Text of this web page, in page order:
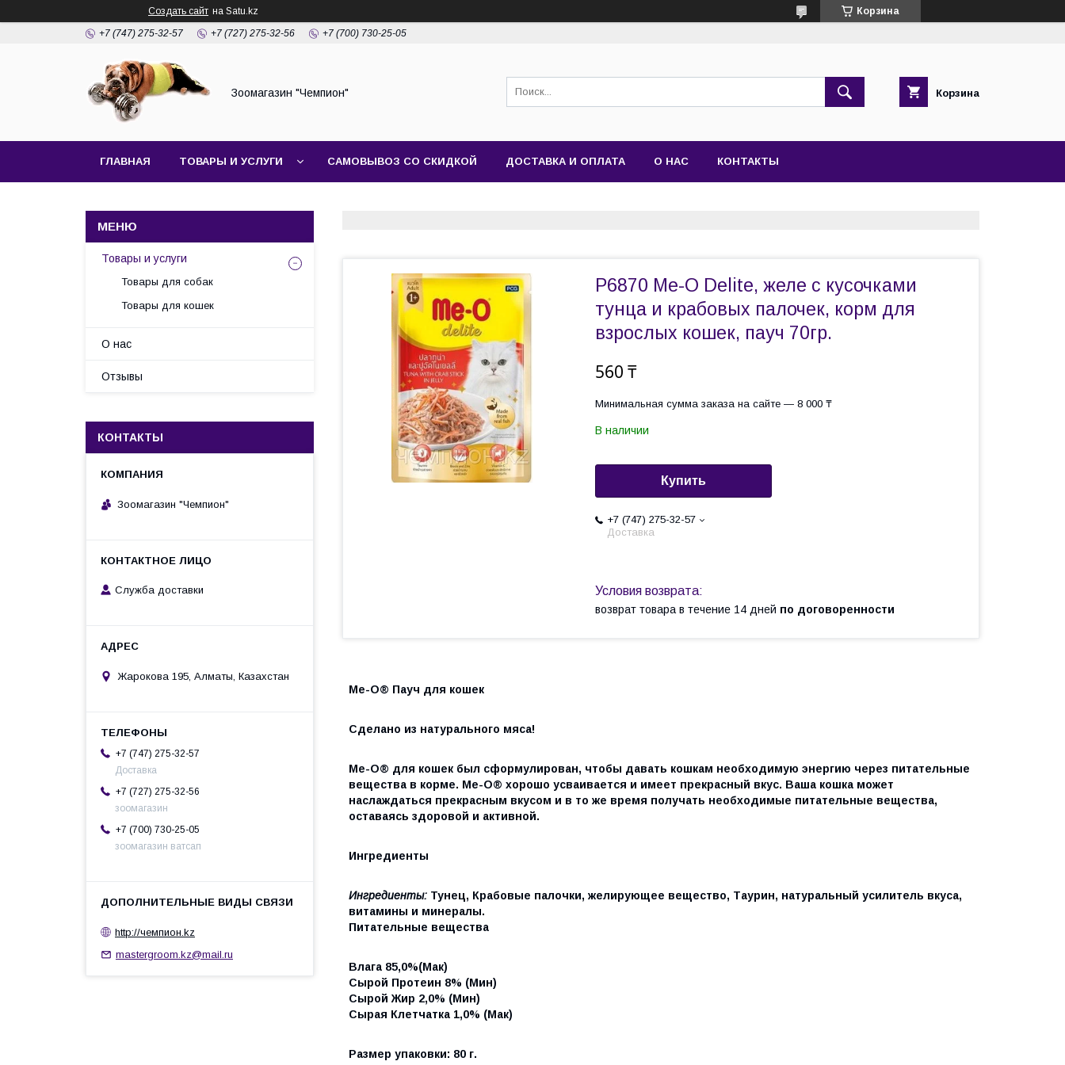
Создать сайт на Satu.kz Корзина
+7 (747) 275-32-57 +7 (727) 275-32-56 +7 (700) 730-25-05
Зоомагазин "Чемпион" Корзина
ГЛАВНАЯ ТОВАРЫ И УСЛУГИ САМОВЫВОЗ СО СКИДКОЙ ДОСТАВКА И ОПЛАТА О НАС КОНТАКТЫ
P6870 Ме-О Delite, желе с кусочками
тунца и крабовых палочек, корм для
взрослых кошек, пауч 70гр.
560 ₸
Минимальная сумма заказа на сайте — 8 000 ₸
В наличии
Купить
+7 (747) 275-32-57
Доставка
возврат товара в течение 14 дней по договоренности
Me-O® Пауч для кошек
Сделано из натурального мяса!
Ме-О® для кошек был сформулирован, чтобы давать кошкам необходимую энергию через питательные
вещества в корме. Me-O® хорошо усваивается и имеет прекрасный вкус. Ваша кошка может
наслаждаться прекрасным вкусом и в то же время получать необходимые питательные вещества,
оставаясь здоровой и активной.
Ингредиенты
Ингредиенты: Тунец, Крабовые палочки, желирующее вещество, Таурин, натуральный усилитель вкуса,
витамины и минералы.
Питательные вещества
Влага 85,0%(Мак)
Сырой Протеин 8% (Мин)
Сырой Жир 2,0% (Мин)
Сырая Клетчатка 1,0% (Мак)
Размер упаковки: 80 г.
Товары и услуги
Товары для собак
Товары для кошек
О нас
Отзывы
КОНТАКТЫ
Зоомагазин "Чемпион"
Служба доставки
Жарокова 195, Алматы, Казахстан
+7 (747) 275-32-57
Доставка
+7 (727) 275-32-56
зоомагазин
+7 (700) 730-25-05
зоомагазин ватсап
http://чемпион.kz
mastergroom.kz@mail.ru